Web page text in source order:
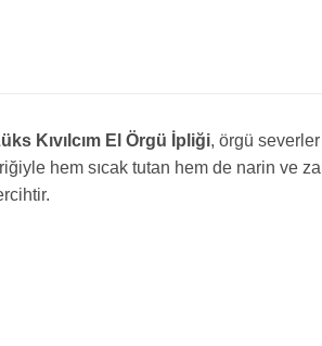
Kıvılcım El Örgü İpliği, örgü
hem sıcak tutan hem de narin ve